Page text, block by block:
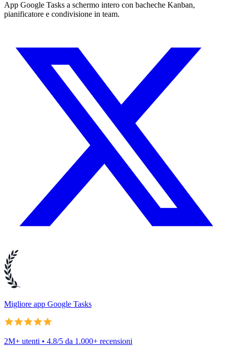
App Google Tasks a schermo intero con bacheche Kanban,
pianificatore e condivisione in team.
Migliore app Google Tasks
2M+ utenti • 4.8/5 da 1.000+ recensioni